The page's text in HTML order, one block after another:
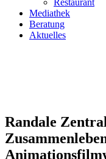
Restaurant
Mediathek
Beratung
Aktuelles
Randale